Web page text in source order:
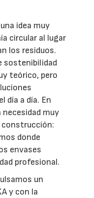
idea muy
circular al lugar
los residuos.
sostenibilidad
teórico, pero
día a día. En
muy
construcción:
donde
envases
profesional.
un
y con la